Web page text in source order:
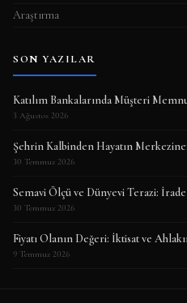
Araştırma
SON YAZILAR
Katılım Bankalarında Müşteri
3 Ağustos 2026
Şehrin Kalbinden Hayatın
30 Temmuz 2026
Semavi Ölçü ve Dünyevi Terazi:
30 Temmuz 2026
Fiyatı Olanın Değeri: İktisat ve
9 Temmuz 2026